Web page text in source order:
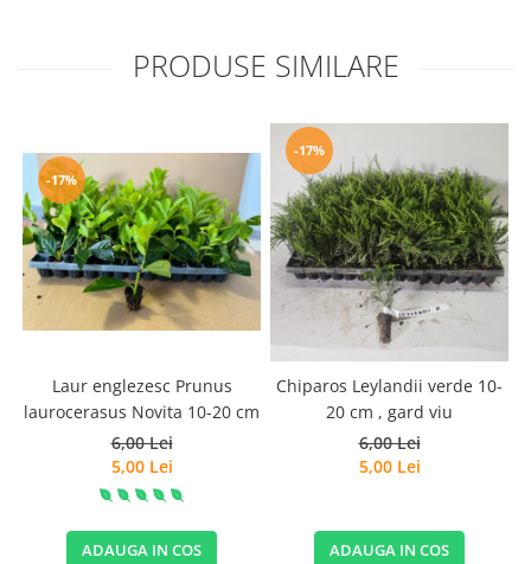
PRODUSE SIMILARE
-17%
Laur englezesc Prunus
laurocerasus Novita 10-20 cm
6,00 Lei
5,00 Lei
ADAUGA IN COS
-17%
Chiparos Leylandii verde 10-
20 cm , gard viu
6,00 Lei
5,00 Lei
ADAUGA IN COS